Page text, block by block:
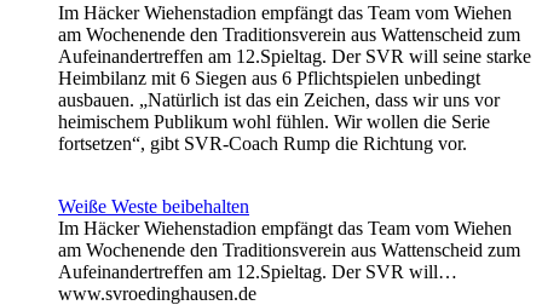
Im Häcker Wiehenstadion empfängt das Team vom Wiehen
am Wochenende den Traditionsverein aus Wattenscheid zum
Aufeinandertreffen am 12.Spieltag. Der SVR will seine starke
Heimbilanz mit 6 Siegen aus 6 Pflichtspielen unbedingt
ausbauen. „Natürlich ist das ein Zeichen, dass wir uns vor
heimischem Publikum wohl fühlen. Wir wollen die Serie
fortsetzen“, gibt SVR-Coach Rump die Richtung vor.
Weiße Weste beibehalten
Im Häcker Wiehenstadion empfängt das Team vom Wiehen
am Wochenende den Traditionsverein aus Wattenscheid zum
Aufeinandertreffen am 12.Spieltag. Der SVR will…
www.svroedinghausen.de